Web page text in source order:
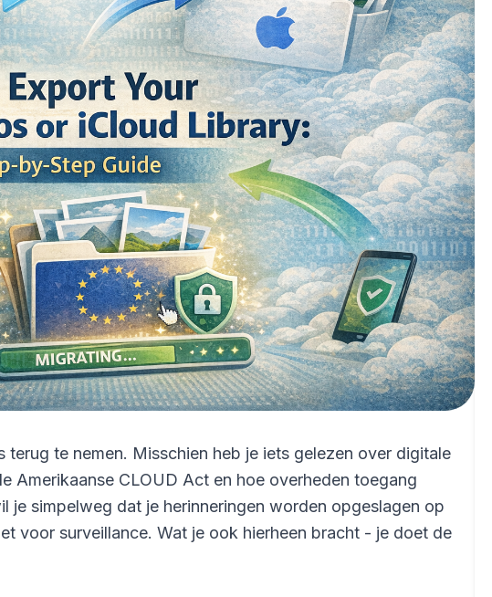
te nemen. Misschien heb je iets gelezen over digitale
Amerikaanse CLOUD Act en hoe overheden toegang
je simpelweg dat je herinneringen worden opgeslagen op
voor surveillance. Wat je ook hierheen bracht - je doet de